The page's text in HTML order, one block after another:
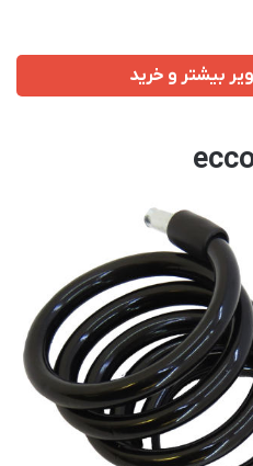
بیشتر و خرید